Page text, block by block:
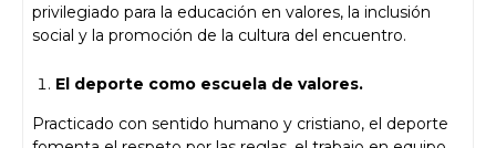
privilegiado para la educación en valores, la inclusión
social y la promoción de la cultura del encuentro.
El deporte como escuela de valores.
Practicado con sentido humano y cristiano, el deporte